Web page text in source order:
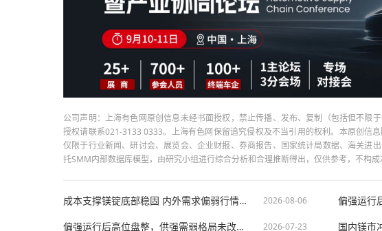
公司声明：上海有色网原创信息未经书面授权，禁止传播、发布、复制（包括但不限
授权请联系021-3133 0333。上海有色网保留追究侵权及不当引用的权利。本原创信
仅限于行业新闻、研讨会、展览会、企业财报、券商报告、国家统计局数据、海关进
托SMM内部数据库模型，由研究小组进行综合分析和合理推断得出，仅供参考，不构
成本支撑镁锭底部稳固 内外需求偏弱行情延续震荡 【SMM镁周评】 2026-08-06
偏强运行后高位盘整，供强需弱格局未改【SMM镁周评】 2026-07-23